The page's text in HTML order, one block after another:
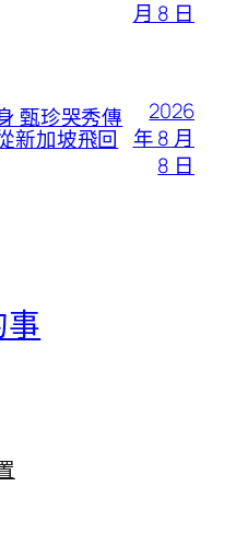
月 8 日
甄珍哭秀傳
新加坡飛回
2026
年 8 月
8 日